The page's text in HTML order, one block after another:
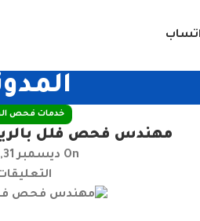
خدمات فحص
مهندس فحص فلل بالرياض |
On ديسمبر 31, 2023